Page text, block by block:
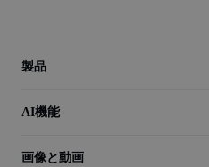
動画への字幕追加
動画コンバーター
製品
AI機能
画像と動画